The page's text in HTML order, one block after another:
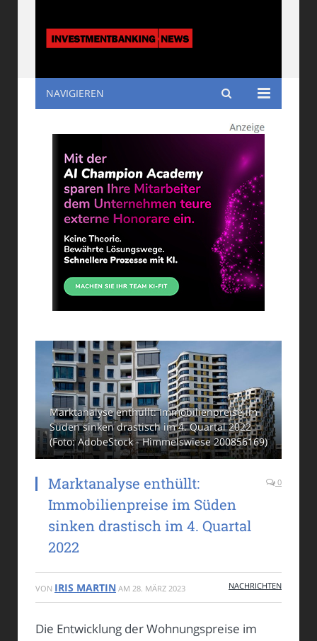
Investmentbanking
NAVIGIEREN
Marktanalyse enthüllt: Immobilienpreise im
Süden sinken drastisch im 4. Quartal 2022
(Foto: AdobeStock - Himmelswiese 200856169)
Marktanalyse enthüllt:
Immobilienpreise im Süden
sinken drastisch im 4. Quartal
2022
0
VON IRIS MARTIN AM 28. MÄRZ 2023 NACHRICHTEN
Die Entwicklung der Wohnungspreise im